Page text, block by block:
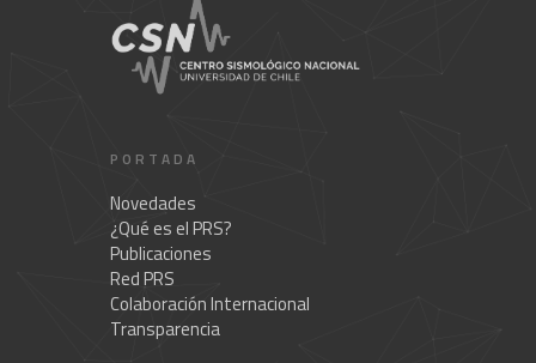
PORTADA
Novedades
¿Qué es el PRS?
Publicaciones
Red PRS
Colaboración Internacional
Transparencia